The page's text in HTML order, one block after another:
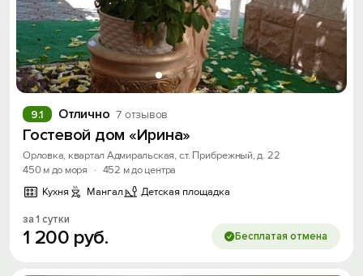
Отлично 7 отзывов
9.1
Гостевой дом «Ирина»
Орловка, квартал Адмиральская, с.т. Прибрежный, д. 22
450 м до моря
· 452 м до центра
Кухня
Мангал Детская площадка
за 1 сутки
1 200 руб. Бесплатая отмена